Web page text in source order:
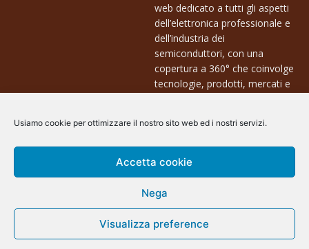
Usiamo cookie per ottimizzare il nostro sito web ed i nostri servizi.
Accetta cookie
Nega
Visualizza preference
web dedicato a tutti gli aspetti
dell’elettronica professionale e
dell’industria dei
semiconduttori, con una
copertura a 360° che coinvolge
tecnologie, prodotti, mercati e
Contatti:
info@arscommunication.it
@ArsCommunication 2023